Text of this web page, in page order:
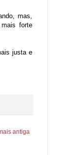
mas,
forte
justa e
antiga